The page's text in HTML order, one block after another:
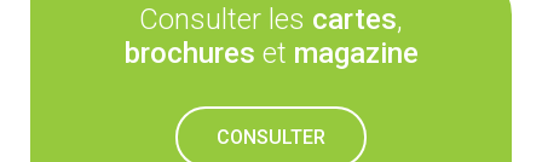
Consulter les cartes,
brochures et magazine
CONSULTER